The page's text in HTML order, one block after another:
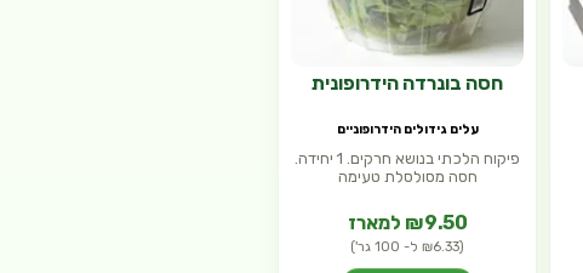
חסה בונרדה הידרופונית
עלים גידולים הידרופוניים
פיקוח הלכתי בנושא חרקים. 1 יחידה.
חסה מסולסלת טעימה
₪9.50 למארז
(₪6.33 ל- 100 גר')